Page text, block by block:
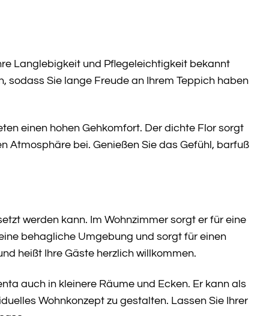
Langlebigkeit und Pflegeleichtigkeit bekannt
sodass Sie lange Freude an Ihrem Teppich haben
einen hohen Gehkomfort. Der dichte Flor sorgt
Atmosphäre bei. Genießen Sie das Gefühl, barfuß
werden kann. Im Wohnzimmer sorgt er für eine
behagliche Umgebung und sorgt für einen
heißt Ihre Gäste herzlich willkommen.
auch in kleinere Räume und Ecken. Er kann als
Wohnkonzept zu gestalten. Lassen Sie Ihrer